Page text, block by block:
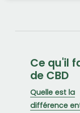
Ce qu'il
de CBD
Quelle est la
différence